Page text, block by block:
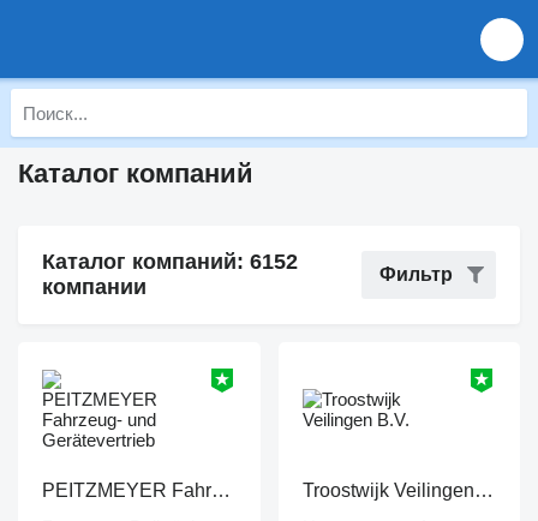
Каталог компаний
Каталог компаний: 6152
компании
Фильтр
PEITZMEYER Fahrzeug- und Gerätevertrieb
Troostwijk Veilingen B.V.